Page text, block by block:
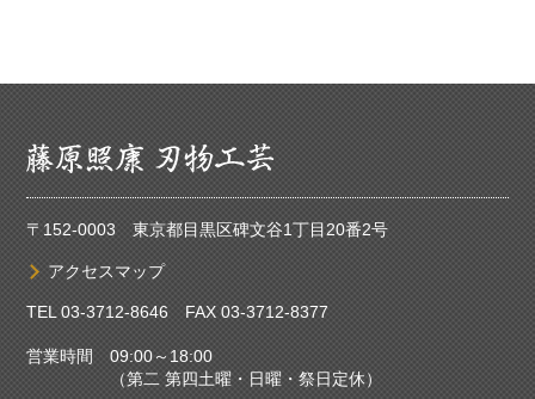
〒152-0003 東京都目黒区碑文谷1丁目20番2号
アクセスマップ
TEL03-3712-8646FAX 03-3712-8377
営業時間 09:00～18:00
（第二 第四土曜・日曜・祭日定休）